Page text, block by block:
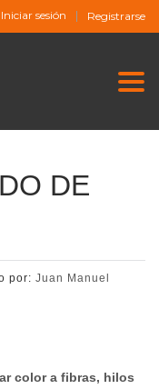
Iniciar sesión Registrarse
DE
por: Juan Manuel
color a fibras, hilos